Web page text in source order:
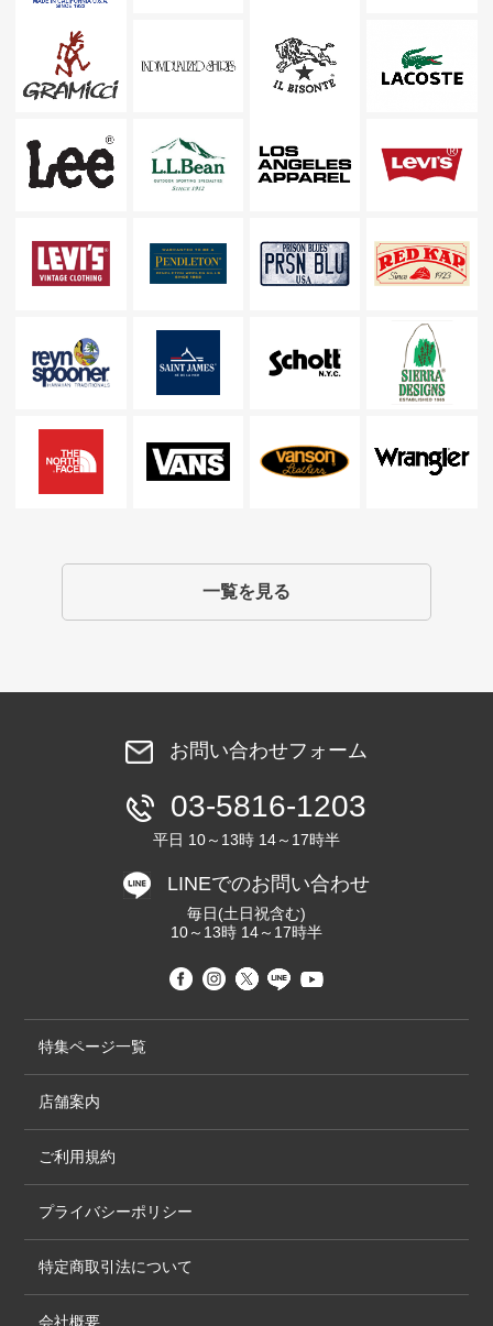
一覧を見る
お問い合わせフォーム
03-5816-1203
平日 10～13時 14～17時半
LINEでのお問い合わせ
毎日(土日祝含む)
10～13時 14～17時半
特集ページ一覧
店舗案内
ご利用規約
プライバシーポリシー
特定商取引法について
会社概要